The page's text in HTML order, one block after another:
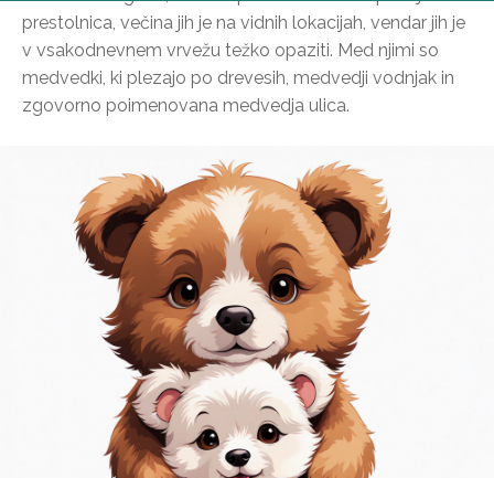
prestolnica, večina jih je na vidnih lokacijah, vendar jih je
v vsakodnevnem vrvežu težko opaziti. Med njimi so
medvedki, ki plezajo po drevesih, medvedji vodnjak in
zgovorno poimenovana medvedja ulica.